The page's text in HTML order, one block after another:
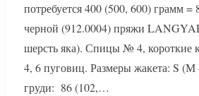
потребуется 400 (500, 600) грамм =
черной (912.0004) пряжи
шерсть яка). Спицы № 4,
4, 6 пуговиц. Размеры жакета: S
груди: 86 (102,…